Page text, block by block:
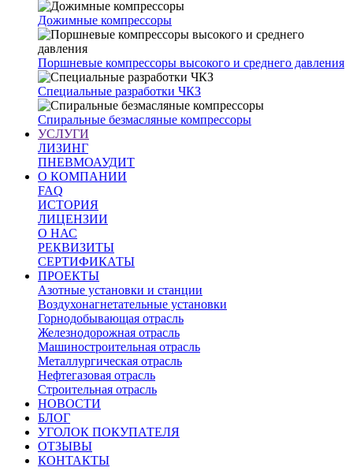
Дожимные компрессоры
Поршневые компрессоры высокого и среднего давления
Специальные разработки ЧКЗ
Спиральные безмасляные компрессоры
УСЛУГИ
ЛИЗИНГ
ПНЕВМОАУДИТ
О КОМПАНИИ
FAQ
ИСТОРИЯ
ЛИЦЕНЗИИ
О НАС
РЕКВИЗИТЫ
СЕРТИФИКАТЫ
ПРОЕКТЫ
Азотные установки и станции
Воздухонагнетательные установки
Горнодобывающая отрасль
Железнодорожная отрасль
Машиностроительная отрасль
Металлургическая отрасль
Нефтегазовая отрасль
Строительная отрасль
НОВОСТИ
БЛОГ
УГОЛОК ПОКУПАТЕЛЯ
ОТЗЫВЫ
КОНТАКТЫ